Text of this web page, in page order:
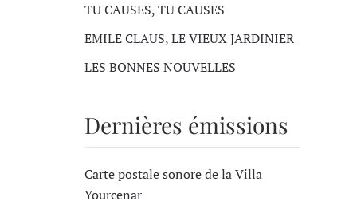
TU CAUSES, TU CAUSES
EMILE CLAUS, LE VIEUX JARDINIER
LES BONNES NOUVELLES
Dernières émissions
Carte postale sonore de la Villa
Yourcenar